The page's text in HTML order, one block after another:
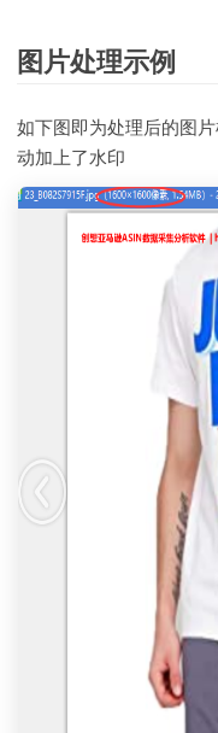
图片处理示例
如下图即为处理后的图
动加上了水印